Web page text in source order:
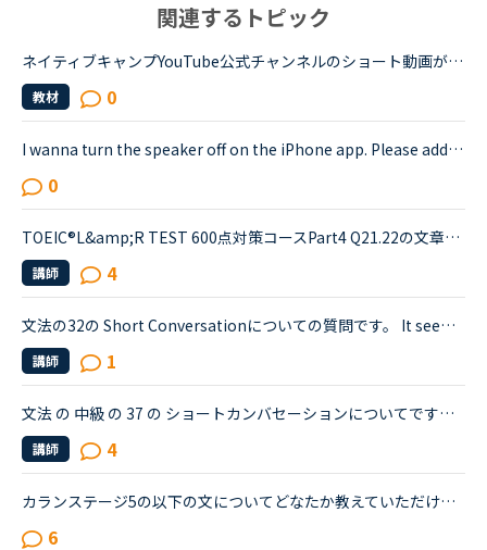
関連するトピック
ネイティブキャンプYouTube公式チャンネルのショート動画が楽しい！
教材 0
I wanna turn the speaker off on the iPhone app. Please add a function to kill the speaker on the app.Very loud voice of tutors is coming from the speaker while tutors can not be hearing voice of us...
0
TOEIC®️L&amp;R TEST 600点対策コースPart4 Q21.22の文章でわからないことがあります。文章は以下の通りです。When you move, you should try to tell banks and credit card companies your new address at leas...
講師 4
文法の32の Short Conversationについての質問です。 It seems like Daniel and Olivia are distracted by the street noises this evening.Olivia What's the matter? You are thinking about something, aren't...
講師 1
文法 の 中級 の 37 の ショートカンバセーションについてですが、 （すみません 文字数の関係で全部コピーできませんでした。💦）Emily Anyway, how was the family dinner last night?Layla It was a disaste...
講師 4
カランステージ5の以下の文についてどなたか教えていただけないでしょうか。pp319 質問 What do you think you should do if you want to make a lot of money ?回答 If you★ want to make a lot of money, I t...
6